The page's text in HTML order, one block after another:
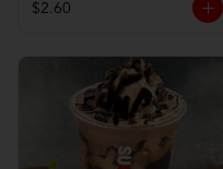
$2.60